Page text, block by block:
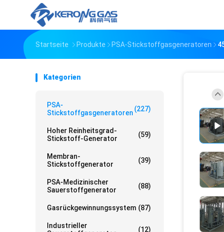
Startseite Produkte PSA-Stickstoffgasgeneratoren
Kategorien
PSA-
Stickstoffgasgeneratoren (227)
Hoher Reinheitsgrad-
Stickstoff-Generator
(59)
Membran-
Stickstoffgenerator
(39)
PSA-Medizinischer
Sauerstoffgenerator
(88)
Gasrückgewinnungssystem (87)
Industrieller
(12)